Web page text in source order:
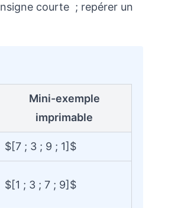
courte ; repérer un
Mini-exemple
imprimable
$[7 ; 3 ; 9 ; 1]$
$[1 ; 3 ; 7 ; 9]$